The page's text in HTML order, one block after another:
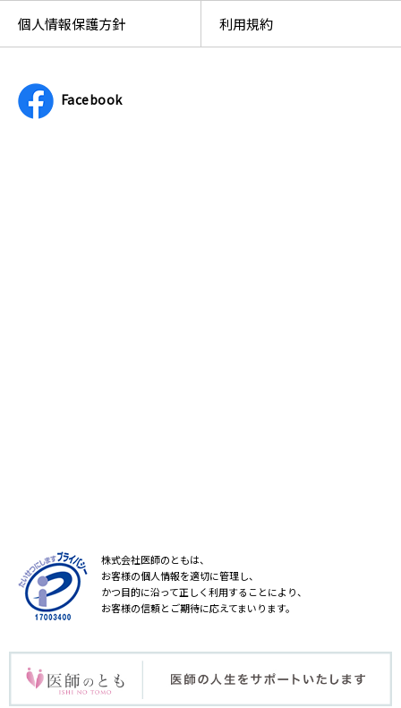
個人情報保護方針 利用規約
Facebook
株式会社医師のともは、
お客様の個人情報を適切に管理し、
かつ目的に沿って正しく利用することにより、
お客様の信頼とご期待に応えてまいります。